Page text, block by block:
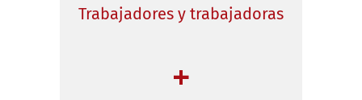
Trabajadores y trabajadoras
+